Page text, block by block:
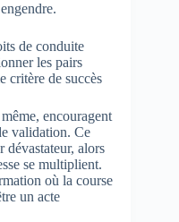
de conduite
les pairs
critère de succès
encouragent
validation. Ce
dévastateur, alors
se multiplient.
où la course
un acte